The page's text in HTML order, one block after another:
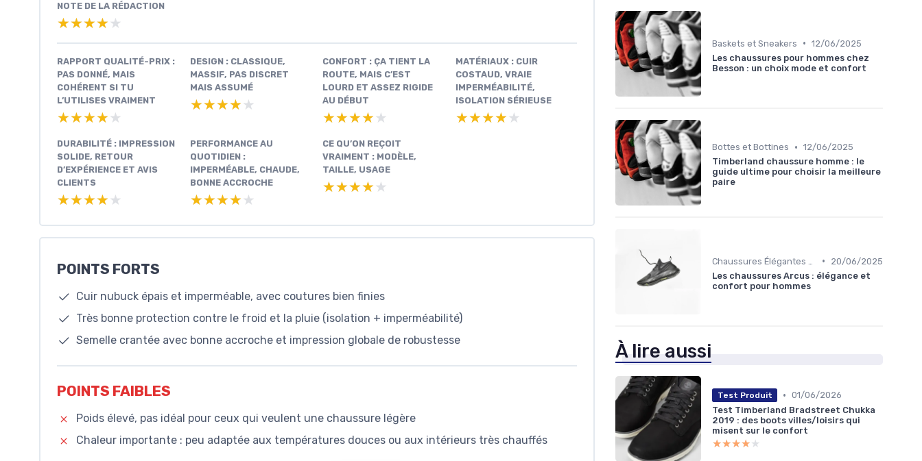
NOTE DE LA RÉDACTION
★★★★★
★★★★★
RAPPORT QUALITÉ-PRIX :
PAS DONNÉ, MAIS
COHÉRENT SI TU
L’UTILISES VRAIMENT
★★★★★
★★★★★
DESIGN : CLASSIQUE,
MASSIF, PAS DISCRET
MAIS ASSUMÉ
★★★★★
★★★★★
CONFORT : ÇA TIENT LA
ROUTE, MAIS C’EST
LOURD ET ASSEZ RIGIDE
AU DÉBUT
★★★★★
★★★★★
MATÉRIAUX : CUIR
COSTAUD, VRAIE
IMPERMÉABILITÉ,
ISOLATION SÉRIEUSE
★★★★★
★★★★★
DURABILITÉ : IMPRESSION
SOLIDE, RETOUR
D’EXPÉRIENCE ET AVIS
CLIENTS
★★★★★
★★★★★
PERFORMANCE AU
QUOTIDIEN :
IMPERMÉABLE, CHAUDE,
BONNE ACCROCHE
★★★★★
★★★★★
CE QU’ON REÇOIT
VRAIMENT : MODÈLE,
TAILLE, USAGE
★★★★★
★★★★★
POINTS FORTS
Cuir nubuck épais et imperméable, avec coutures bien finies
Très bonne protection contre le froid et la pluie (isolation + imperméabilité)
Semelle crantée avec bonne accroche et impression globale de robustesse
POINTS FAIBLES
Poids élevé, pas idéal pour ceux qui veulent une chaussure légère
Chaleur importante : peu adaptée aux températures douces ou aux intérieurs très chauffés
Baskets et Sneakers • 12/06/2025
Les chaussures pour hommes chez
Besson : un choix mode et confort
Bottes et Bottines • 12/06/2025
Timberland chaussure homme : le
guide ultime pour choisir la meilleure
paire
•
20/06/2025
Les chaussures Arcus : élégance et
confort pour hommes
À lire aussi
Test Produit • 01/06/2026
Test Timberland Bradstreet Chukka
2019 : des boots villes/loisirs qui
misent sur le confort
★★★★★
★★★★★